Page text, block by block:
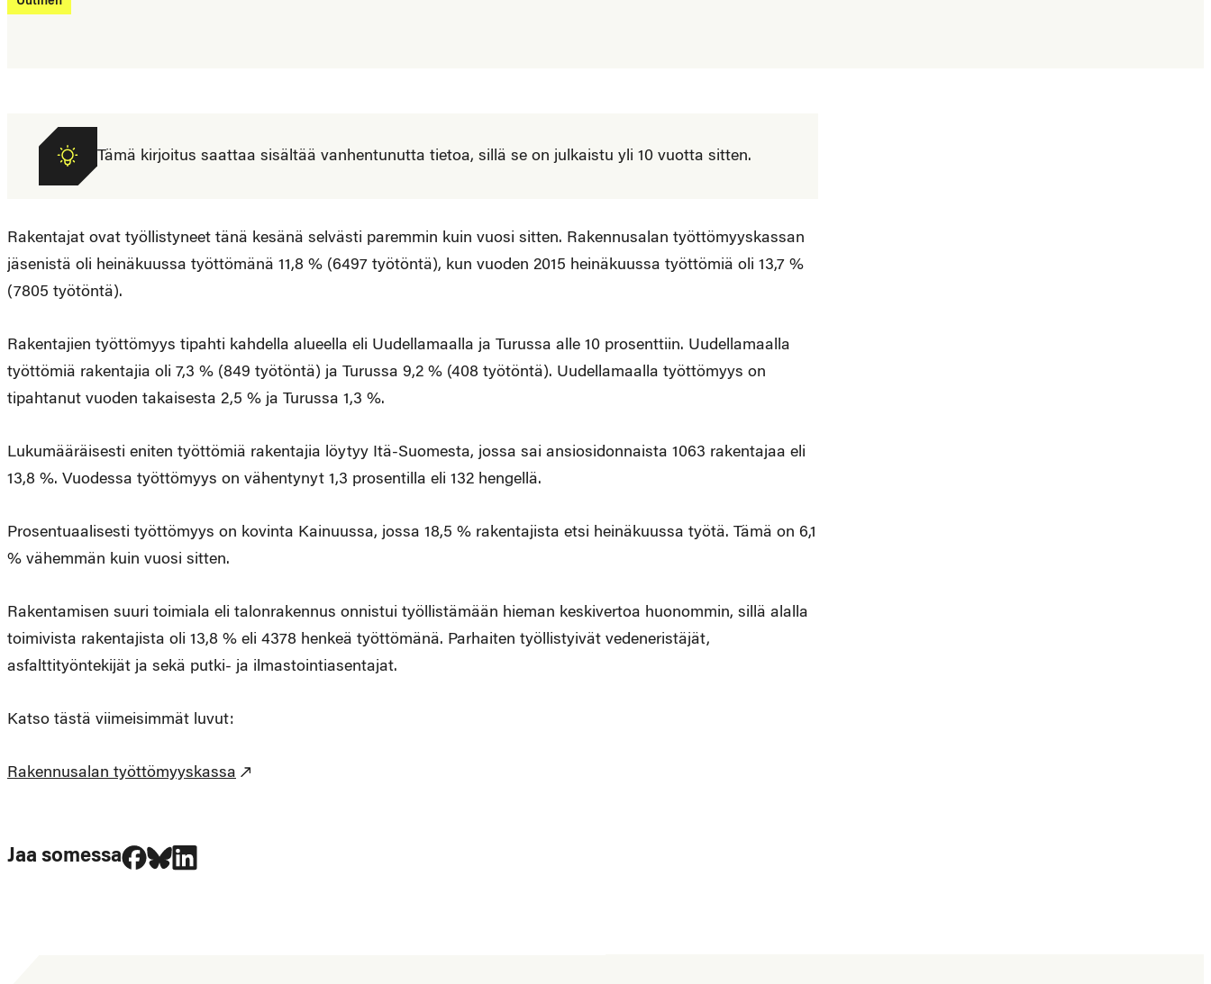
Tämä kirjoitus saattaa sisältää vanhentunutta tietoa, sillä se on julkaistu yli 10 vuotta sitten.
Rakentajat ovat työllistyneet tänä kesänä selvästi paremmin kuin vuosi sitten. Rakennusalan työttömyyskassan
jäsenistä oli heinäkuussa työttömänä 11,8 % (6497 työtöntä), kun vuoden 2015 heinäkuussa työttömiä oli 13,7 %
(7805 työtöntä).
Rakentajien työttömyys tipahti kahdella alueella eli Uudellamaalla ja Turussa alle 10 prosenttiin. Uudellamaalla
työttömiä rakentajia oli 7,3 % (849 työtöntä) ja Turussa 9,2 % (408 työtöntä). Uudellamaalla työttömyys on
tipahtanut vuoden takaisesta 2,5 % ja Turussa 1,3 %.
Lukumääräisesti eniten työttömiä rakentajia löytyy Itä-Suomesta, jossa sai ansiosidonnaista 1063 rakentajaa eli
13,8 %. Vuodessa työttömyys on vähentynyt 1,3 prosentilla eli 132 hengellä.
Prosentuaalisesti työttömyys on kovinta Kainuussa, jossa 18,5 % rakentajista etsi heinäkuussa työtä. Tämä on 6,1
% vähemmän kuin vuosi sitten.
Rakentamisen suuri toimiala eli talonrakennus onnistui työllistämään hieman keskivertoa huonommin, sillä alalla
toimivista rakentajista oli 13,8 % eli 4378 henkeä työttömänä. Parhaiten työllistyivät vedeneristäjät,
asfalttityöntekijät ja sekä putki- ja ilmastointiasentajat.
Katso tästä viimeisimmät luvut:
Rakennusalan työttömyyskassa
Jaa somessa
Jaa Facebookissa
Jaa Blueskyssa
Jaa LinkedIn:ssä